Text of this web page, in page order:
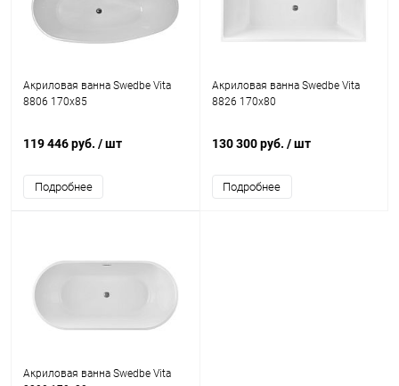
Акриловая ванна Swedbe Vita
8806 170x85
119 446 руб. / шт
Подробнее
Акриловая ванна Swedbe Vita
8826 170x80
130 300 руб. / шт
Подробнее
Акриловая ванна Swedbe Vita